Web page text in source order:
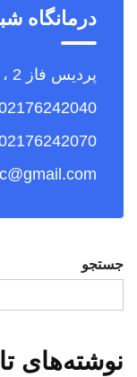
درمانگاه
پردیس فاز 2 ، ضلع شمال غربی میدان امام
جستجو
نوشته‌های